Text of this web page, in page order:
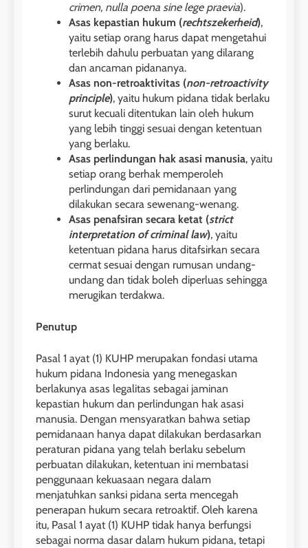
crimen, nulla poena sine lege praevia).
Asas kepastian hukum (rechtszekerheid),
yaitu setiap orang harus dapat mengetahui
terlebih dahulu perbuatan yang dilarang
dan ancaman pidananya.
Asas non-retroaktivitas (non-retroactivity
principle), yaitu hukum pidana tidak berlaku
surut kecuali ditentukan lain oleh hukum
yang lebih tinggi sesuai dengan ketentuan
yang berlaku.
Asas perlindungan hak asasi manusia, yaitu
setiap orang berhak memperoleh
perlindungan dari pemidanaan yang
dilakukan secara sewenang-wenang.
Asas penafsiran secara ketat (strict
interpretation of criminal law), yaitu
ketentuan pidana harus ditafsirkan secara
cermat sesuai dengan rumusan undang-
undang dan tidak boleh diperluas sehingga
merugikan terdakwa.
Penutup
Pasal 1 ayat (1) KUHP merupakan fondasi utama
hukum pidana Indonesia yang menegaskan
berlakunya asas legalitas sebagai jaminan
kepastian hukum dan perlindungan hak asasi
manusia. Dengan mensyaratkan bahwa setiap
pemidanaan hanya dapat dilakukan berdasarkan
peraturan pidana yang telah berlaku sebelum
perbuatan dilakukan, ketentuan ini membatasi
penggunaan kekuasaan negara dalam
menjatuhkan sanksi pidana serta mencegah
penerapan hukum secara retroaktif. Oleh karena
itu, Pasal 1 ayat (1) KUHP tidak hanya berfungsi
sebagai norma dasar dalam hukum pidana, tetapi